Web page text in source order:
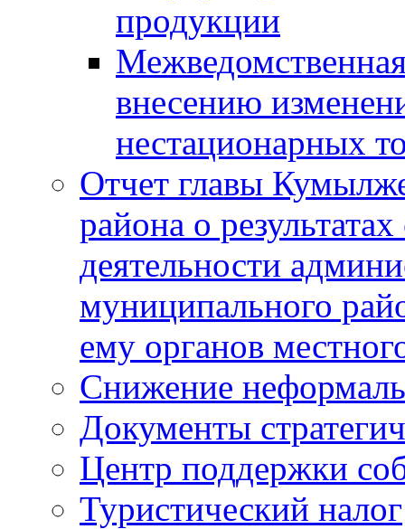
продукции
внесению
нестационарных
Отчет главы
района о
деятельности
муниципального
ему органов
Снижение
Документы
Центр поддержки
Туристический налог